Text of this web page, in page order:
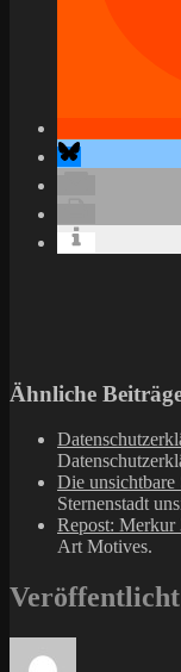
Ähnliche
Die unsichtbare
Sternenstadt
Repost: Merkur
Art Motives.